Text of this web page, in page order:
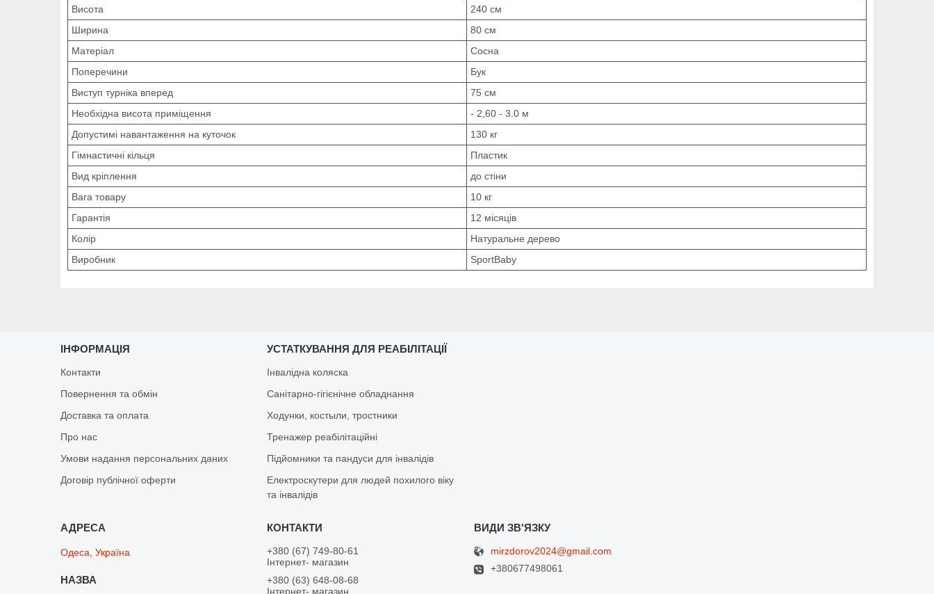
Висота
240 см
Ширина
80 см
Матеріал
Сосна
Поперечини
Бук
Виступ турніка вперед
75 см
Необхідна висота приміщення
- 2,60 - 3.0 м
Допустимі навантаження на куточок
130 кг
Гімнастичні кільця
Пластик
Вид кріплення
до стіни
Вага товару
10 кг
Гарантія
12 місяців
Колір
Натуральне дерево
Виробник
SportBaby
ІНФОРМАЦІЯ
Контакти
Повернення та обмін
Доставка та оплата
Про нас
Умови надання персональних даних
Договір публічної оферти
УСТАТКУВАННЯ ДЛЯ РЕАБІЛІТАЦІЇ
Інвалідна коляска
Санітарно-гігієнічне обладнання
Ходунки, костыли, тростники
Тренажер реабілітаційні
Підйомники та пандуси для інвалідів
Електроскутери для людей похилого віку
та інвалідів
Одеса, Україна
+380 (67) 749-80-61
Інтернет- магазин
+380 (63) 648-08-68
Інтернет- магазин
mirzdorov2024@gmail.com
+380677498061